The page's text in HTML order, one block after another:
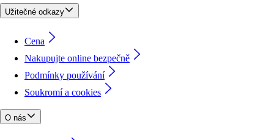
Užitečné odkazy
Cena
Nakupujte online bezpečně
Podmínky používání
Soukromí a cookies
O nás